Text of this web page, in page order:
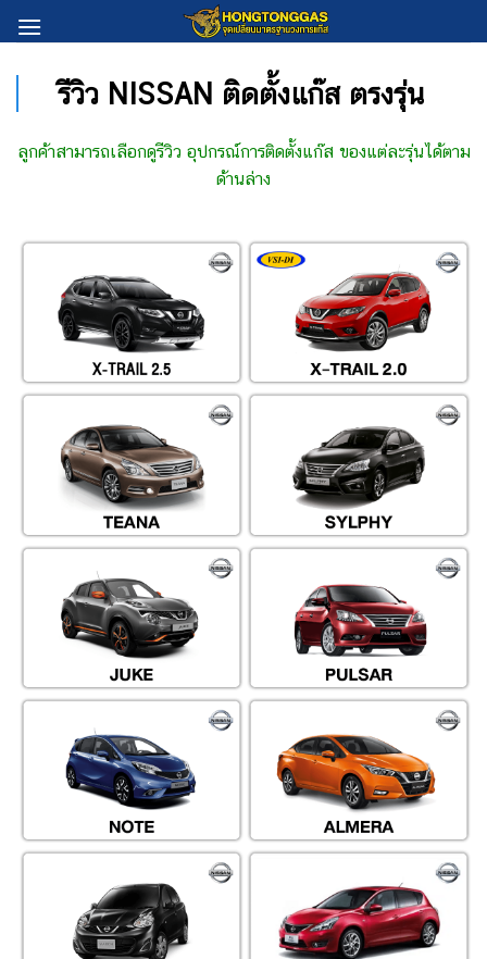
to
รีวิว NISSAN ติดตั้งแก๊ส ตรงรุ่น
ลูกค้าสามารถเลือกดูรีวิว อุปกรณ์การติดตั้งแก๊ส ของแต่ละรุ่นได้ตาม
ด้านล่าง